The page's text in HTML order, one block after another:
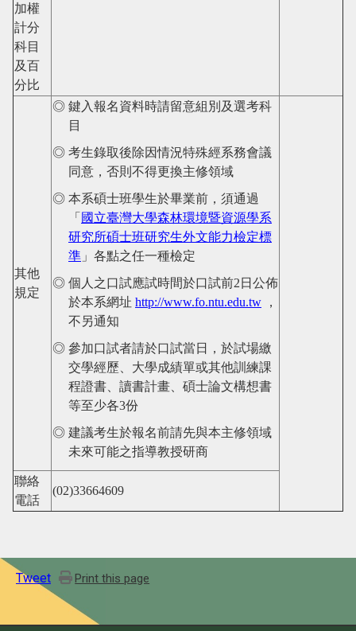
加權
計分
科目
及百
分比
其他
規定
◎ 鍵入報名資料時請留意組別及選考科
目
◎ 考生錄取後除因情況特殊經系務會議
同意，否則不得更換主修領域
◎ 本系碩士班學生於畢業前，須通過
「 國立臺灣大學森林環境暨資源學系
研究所碩士班研究生外文能力檢定標
準 」各點之任一種檢定
◎ 個人之口試應試時間於口試前2日公佈
於本系網址 http://www.fo.ntu.edu.tw ，
不另通知
◎ 參加口試者請於口試當日，於試場繳
交學經歷、大學成績單或其他訓練課
程證書、讀書計畫、碩士論文構想書
等至少各3份
◎ 建議考生於報名前請先與本主修領域
未來可能之指導教授研商
聯絡
電話
(02)33664609
Tweet Print this page